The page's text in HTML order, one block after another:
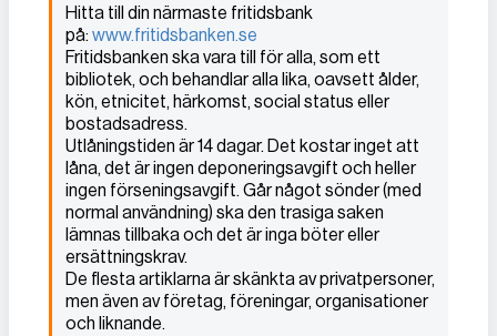
Hitta till din närmaste fritidsbank
på: www.fritidsbanken.se
Fritidsbanken ska vara till för alla, som ett
bibliotek, och behandlar alla lika, oavsett ålder,
kön, etnicitet, härkomst, social status eller
bostadsadress.
Utlåningstiden är 14 dagar. Det kostar inget att
låna, det är ingen deponeringsavgift och heller
ingen förseningsavgift. Går något sönder (med
normal användning) ska den trasiga saken
lämnas tillbaka och det är inga böter eller
ersättningskrav.
De flesta artiklarna är skänkta av privatpersoner,
men även av företag, föreningar, organisationer
och liknande.